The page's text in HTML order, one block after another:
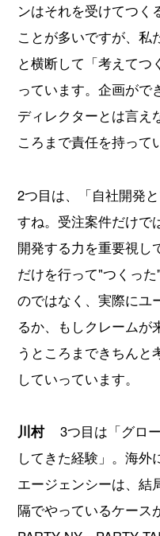
ンはそれを受けてつく
ことが多いですが、私
と横断して「考えてつ
っています。企画がで
ディレクターとは言え
ころまで責任を持って
2つ目は、「自社開発
すね。受注案件だけで
開発する力を重要視し
だけを行って"つくっ
のではなく、実際にユ
るか、もしクレームが
うところまできちんと
していっています。
川村
3つ目は「グロ
してきた経験」。海外
エージェンシーは、結
隔でやっているケース